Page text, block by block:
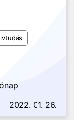
2022. 01. 26.